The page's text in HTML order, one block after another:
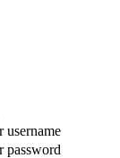
username
password